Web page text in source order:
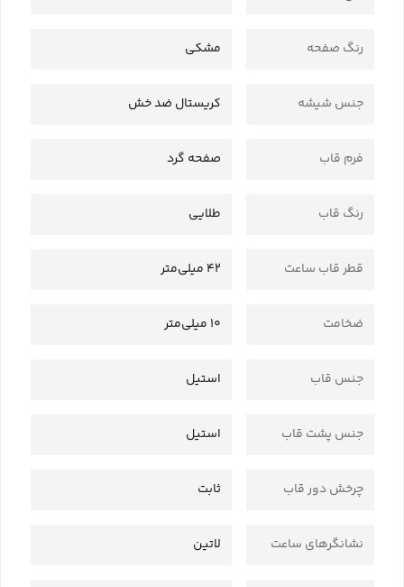
رنگ صفحه مشکی
جنس شیشه کریستال ضد خش
فرم قاب صفحه گرد
رنگ قاب طلایی
قطر قاب ساعت 42 میلی‌متر
ضخامت 10 میلی‌متر
جنس قاب استیل
جنس پشت قاب استیل
چرخش دور قاب ثابت
نشانگرهای ساعت لاتین